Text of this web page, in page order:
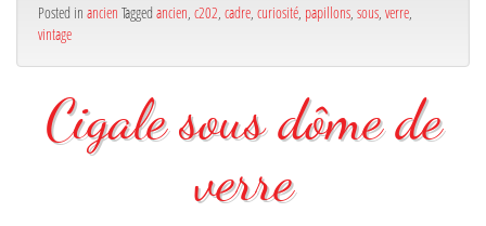
Posted in ancien Tagged ancien c202 cadre curiosité papillons sous verre
vintage
Cigale sous dôme de
verre